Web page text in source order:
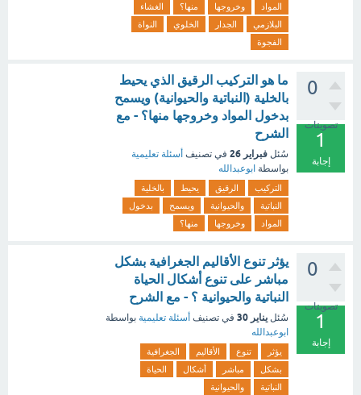
المواد
وخروجها منها؟
الغشاء
البلازمي
الجدار الخلوي
النواة
الفجوة
0
تصويتات
1
إجابة
ما هو التركيب الرقيق الذي يحيط
بالخلية (النباتية والحيوانية) ويسمح
بدخول المواد وخروجها منها؟ - مع
الشرح
سُئل فبراير 26 في تصنيف أسئلة تعليمية
بواسطة ابوعبدالله
التركيب الرقيق يحيط
بالخلية
النباتية
والحيوانية ويسمح
بدخول
المواد
وخروجها منها؟
0
تصويتات
1
إجابة
يؤثر تنوع الأقاليم الجغرافية بشكل
مباشر على تنوع أشكال الحياة
النباتية والحيوانية ؟ - مع الشرح
سُئل يناير 30 في تصنيف أسئلة تعليمية بواسطة
ابوعبدالله
يؤثر تنوع الأقاليم
الجغرافية
بشكل
مباشر أشكال
الحياة
النباتية
والحيوانية